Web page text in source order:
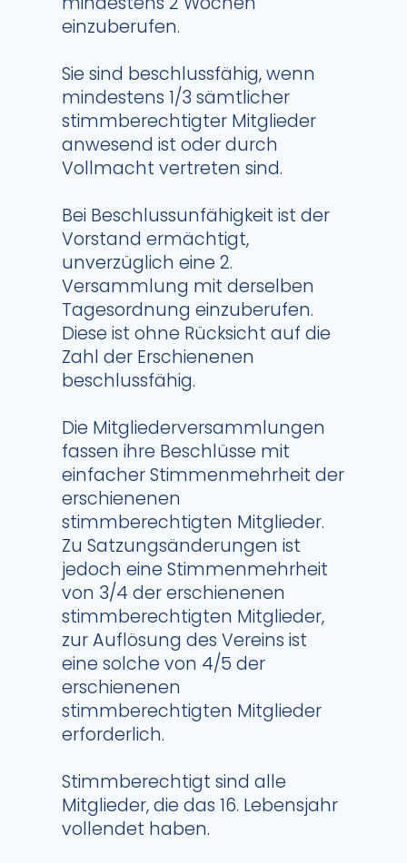
einzuberufen.
Sie sind beschlussfähig, wenn
mindestens 1/3 sämtlicher
stimmberechtigter Mitglieder
anwesend ist oder durch
Vollmacht vertreten sind.
Bei Beschlussunfähigkeit ist der
Vorstand ermächtigt,
unverzüglich eine 2.
Versammlung mit derselben
Tagesordnung einzuberufen.
Diese ist ohne Rücksicht auf die
Zahl der Erschienenen
beschlussfähig.
Die Mitgliederversammlungen
fassen ihre Beschlüsse mit
einfacher Stimmenmehrheit der
erschienenen
stimmberechtigten Mitglieder.
Zu Satzungsänderungen ist
jedoch eine Stimmenmehrheit
von 3/4 der erschienenen
stimmberechtigten Mitglieder,
zur Auflösung des Vereins ist
eine solche von 4/5 der
erschienenen
stimmberechtigten Mitglieder
erforderlich.
Stimmberechtigt sind alle
Mitglieder, die das 16. Lebensjahr
vollendet haben.